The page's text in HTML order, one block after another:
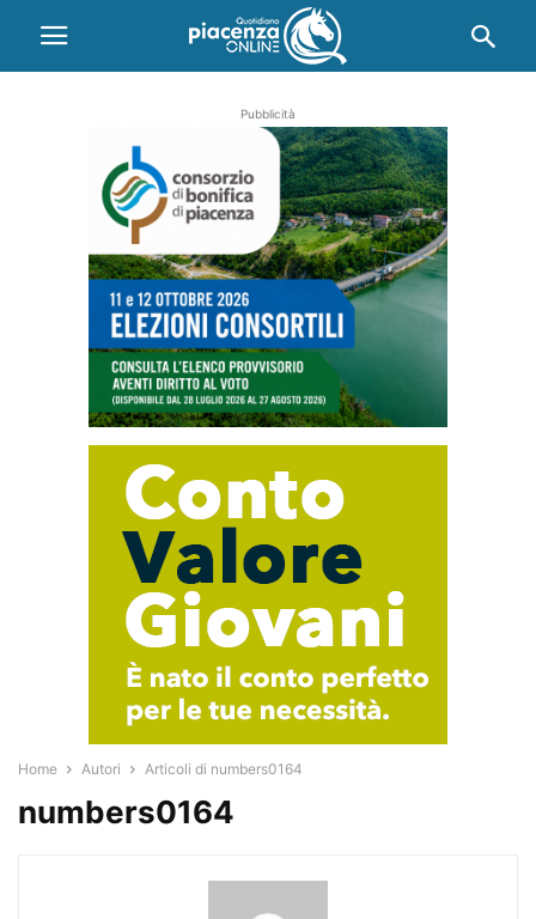
Pubblicità
Home Autori Articoli di numbers0164
numbers0164